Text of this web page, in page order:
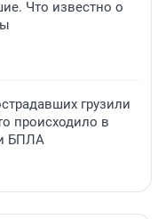
Что известно о
грузили
происходило в
БПЛА